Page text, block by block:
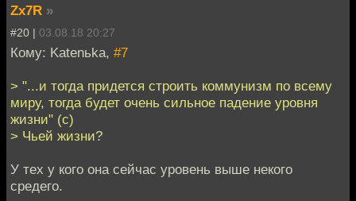
Zx7R »
#20 | 03.08.18 20:27
Кому: Katenьka, #7
> "...и тогда придется строить коммунизм по всему
миру, тогда будет очень сильное падение уровня
жизни" (с)
> Чьей жизни?
У тех у кого она сейчас уровень выше некого
средего.